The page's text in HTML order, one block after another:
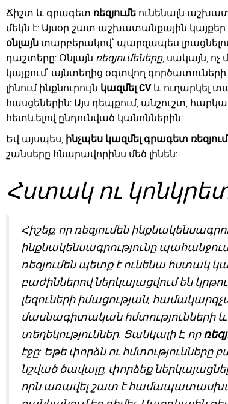
Ճիշտ և գրագետ ռեզյումե ունենալն
մեկն է: Այսօր շատ աշխատանքային
օնլայն տարբերակով՝ պարզապես
դաշտերը: Օնլայն ռեզյումեները, սակայն, ոչ
կայքում՝ այնտեղից օգտվող
լինում ինքնուրույն կազմել CVև ուղարկել
հասցեներին: Այս դեպքում, անշուշտ,
հետևելով ընդունված կանոններին:
Եվ այսպես, ինչպես կազմել գրագետ
շանսերը հնարավորինս մեծ լինեն:
Հստակ ու
Հիշեք, որ ռեզյումեն
ինքնակենսագրությունը
ռեզյումենպետք է ունենա հստակ
բաժիններով ներկայացվում են
լեզուների իմացության,
մասնագիտական հմտությունների և
տեղեկություններ: Ցանկալի է, որ
էջը: Եթե փորձն ու
նշված ծավալը, փորձեք
որն առավել շատ է